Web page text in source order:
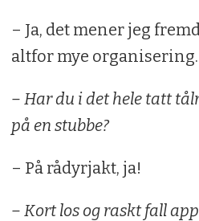
Best i glasset:God vin
Drømmer om:
Forbilde:
det var
– Ja, det mener jeg
altfor mye organisering.
– Har du i det hele tatt
på en stubbe?
– På rådyrjakt, ja!
– Kort los og raskt fall